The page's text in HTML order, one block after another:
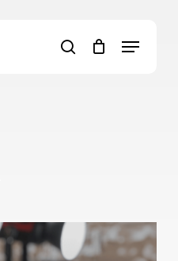
search
Menu